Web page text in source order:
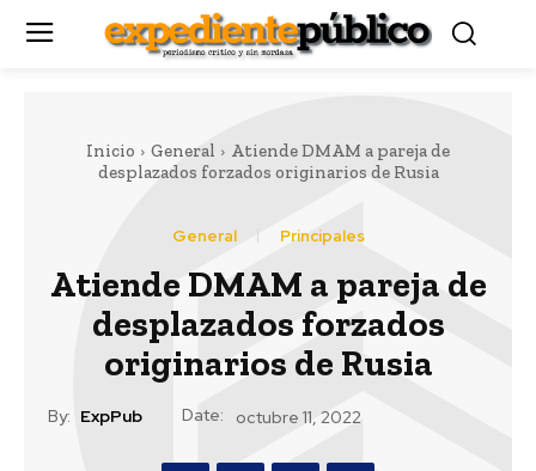
Inicio General
Atiende DMAM a pareja de
desplazados forzados originarios de Rusia
General Principales
Atiende DMAM a pareja de
desplazados forzados
originarios de Rusia
By: ExpPub Date: octubre 11, 2022